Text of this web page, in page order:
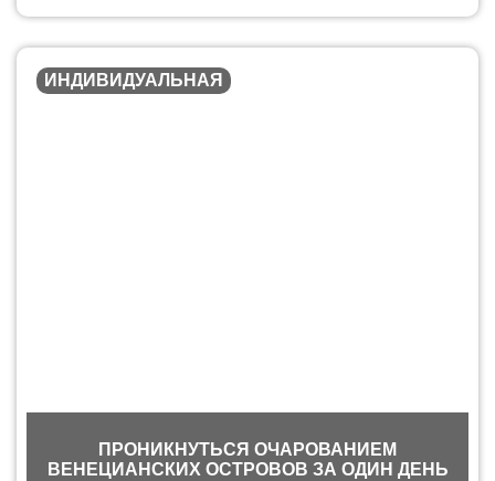
ИНДИВИДУАЛЬНАЯ
ПРОНИКНУТЬСЯ ОЧАРОВАНИЕМ
ВЕНЕЦИАНСКИХ ОСТРОВОВ ЗА ОДИН ДЕНЬ